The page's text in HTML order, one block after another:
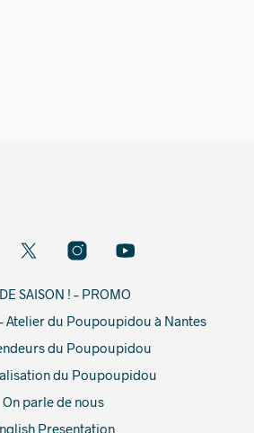
SAISON ! – PROMO
Atelier du Poupoupidou à Nantes
du Poupoupidou
du Poupoupidou
On parle de nous
Presentation